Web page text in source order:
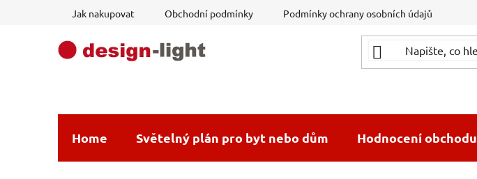
Jak nakupovat Obchodní podmínky Podmínky ochrany osobních údajů
Home Světelný plán pro byt nebo dům Hodnocení obchodu